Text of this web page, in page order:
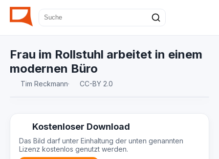
Frau im Rollstuhl arbeitet in einem
modernen Büro
Tim Reckmann· CC-BY 2.0
Kostenloser Download
Das Bild darf unter Einhaltung der unten genannten
Lizenz kostenlos genutzt werden.